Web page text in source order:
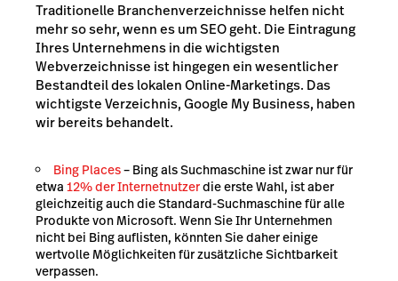
Traditionelle Branchenverzeichnisse helfen nicht
mehr so sehr, wenn es um SEO geht. Die Eintragung
Ihres Unternehmens in die wichtigsten
Webverzeichnisse ist hingegen ein wesentlicher
Bestandteil des lokalen Online-Marketings. Das
wichtigste Verzeichnis, Google My Business, haben
wir bereits behandelt.
Bing Places– Bing als Suchmaschine ist zwar nur für
etwa 12% der Internetnutzerdie erste Wahl, ist aber
gleichzeitig auch die Standard-Suchmaschine für alle
Produkte von Microsoft. Wenn Sie Ihr Unternehmen
nicht bei Bing auflisten, könnten Sie daher einige
wertvolle Möglichkeiten für zusätzliche Sichtbarkeit
verpassen.